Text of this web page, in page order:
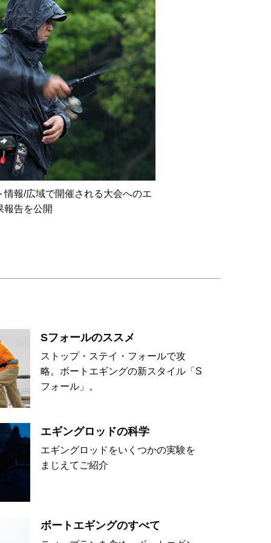
情報/広域で開催される大会へのエ
報告を公開
Sフォールのススメ
ストップ・ステイ・フォールで攻
略。ボートエギングの新スタイル「S
フォール」。
エギングロッドの科学
エギングロッドをいくつかの実験を
まじえてご紹介
ボートエギングのすべて